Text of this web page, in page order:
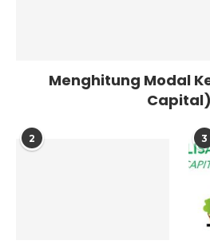
Menghitung Modal
Capital)
2 3